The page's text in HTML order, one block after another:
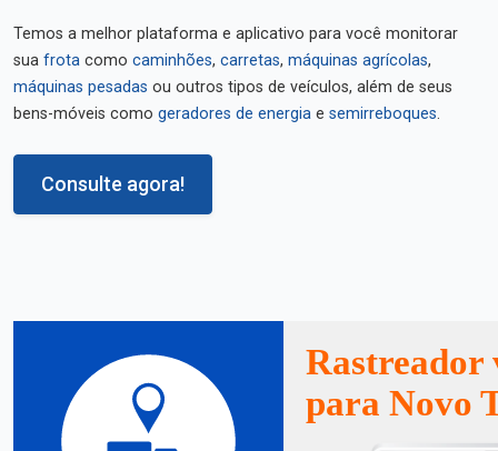
Temos a melhor plataforma e aplicativo para você monitorar
sua frota como caminhões, carretas, máquinas agrícolas,
máquinas pesadas ou outros tipos de veículos, além de seus
bens-móveis como geradores de energia e semirreboques.
Consulte agora!
Rastreador
para Novo